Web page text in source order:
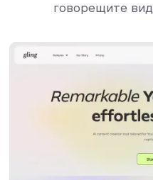
говорещите